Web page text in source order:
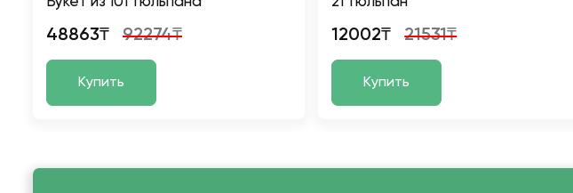
48863₸ 92274₸
Купить
12002₸ 21531₸
Купить